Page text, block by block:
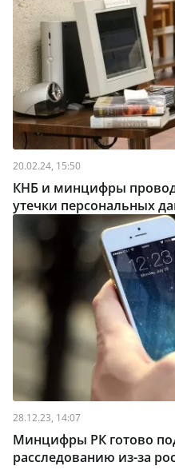
20.02.24, 15:50
КНБ и минцифры
утечки персональных
28.12.23, 14:07
Минцифры РК готово
расследованию из-за